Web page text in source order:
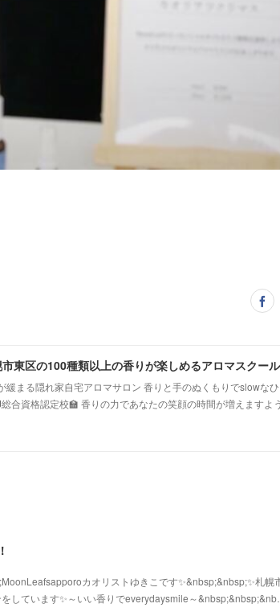
緩まる隠れ家自宅アロマサロン 香りと手のぬくもりでslowな
合資格認定校🏫 香りの力であなたの笑顔の時間が増えますよ
カオリストゆきこです✨&nbsp;&nbsp;✨札幌
しています✨～いい香りでeverydaysmile～&nbsp;&nbsp;&nb…